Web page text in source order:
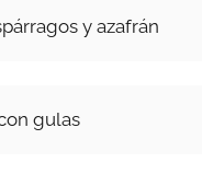
y azafrán
gulas